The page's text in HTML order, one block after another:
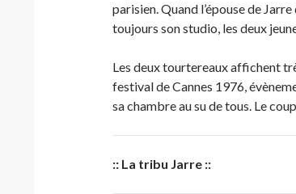
parisien. Quand l’épouse de
toujours son studio, les deux
Les deux tourtereaux affichent
festival de Cannes 1976,
sa chambre au su de tous. Le
:: La tribu Jarre ::